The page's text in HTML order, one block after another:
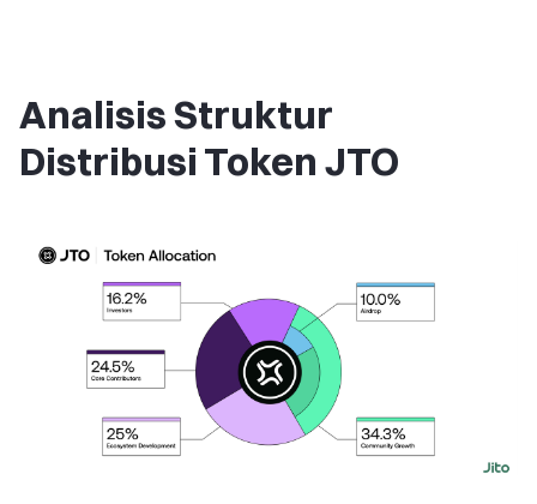
Analisis Struktur
Distribusi Token JTO